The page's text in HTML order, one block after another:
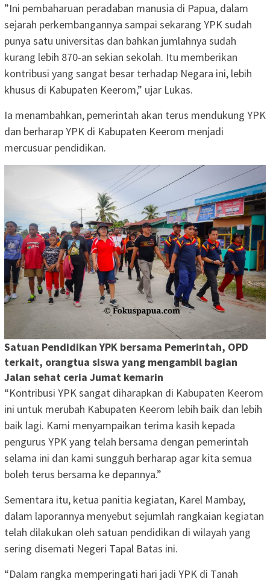
”Ini pembaharuan peradaban manusia di Papua, dalam
sejarah perkembangannya sampai sekarang YPK sudah
punya satu universitas dan bahkan jumlahnya sudah
kurang lebih 870-an sekian sekolah. Itu memberikan
kontribusi yang sangat besar terhadap Negara ini, lebih
khusus di Kabupaten Keerom,” ujar Lukas.
Ia menambahkan, pemerintah akan terus mendukung YPK
dan berharap YPK di Kabupaten Keerom menjadi
mercusuar pendidikan.
Satuan Pendidikan YPK bersama Pemerintah, OPD
terkait, orangtua siswa yang mengambil bagian
Jalan sehat ceria Jumat kemarin
“Kontribusi YPK sangat diharapkan di Kabupaten Keerom
ini untuk merubah Kabupaten Keerom lebih baik dan lebih
baik lagi. Kami menyampaikan terima kasih kepada
pengurus YPK yang telah bersama dengan pemerintah
selama ini dan kami sungguh berharap agar kita semua
boleh terus bersama ke depannya.”
Sementara itu, ketua panitia kegiatan, Karel Mambay,
dalam laporannya menyebut sejumlah rangkaian kegiatan
telah dilakukan oleh satuan pendidikan di wilayah yang
sering disemati Negeri Tapal Batas ini.
“Dalam rangka memperingati hari jadi YPK di Tanah